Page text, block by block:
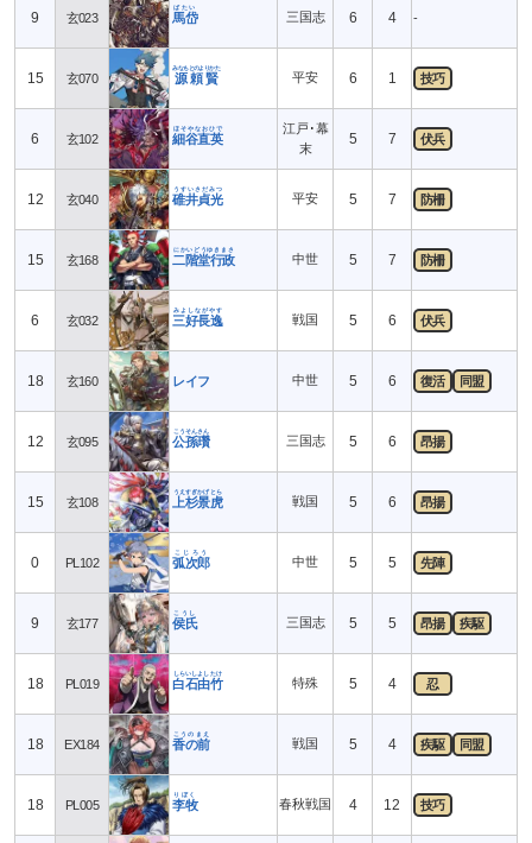
9 玄023 馬岱
ばたい
三国志 6 4 -
15 玄070 源頼賢
みなもとのよりかた
平安 6 1 技巧
6 玄102 細谷直英
ほそやなおひで
江戸･幕
末
5 7 伏兵
12 玄040 碓井貞光
うすいさだみつ
平安 5 7 防柵
15 玄168 二階堂行政
にかいどうゆきまさ
中世 5 7 防柵
6 玄032 三好長逸
みよしながやす
戦国 5 6 伏兵
18 玄160 レイフ 中世 5 6 復活 同盟
12 玄095 公孫瓚
こうそんさん
三国志 5 6 昂揚
15 玄108 上杉景虎
うえすぎかげとら
戦国 5 6 昂揚
0 PL102 弧次郎
こじろう
中世 5 5 先陣
9 玄177 侯氏
こうし
三国志 5 5 昂揚 疾駆
18 PL019 白石由竹
しらいしよしたけ
特殊 5 4 忍
18 EX184 香の前
こうのまえ
戦国 5 4 疾駆 同盟
18 PL005 李牧
りぼく
春秋戦国 4 12 技巧